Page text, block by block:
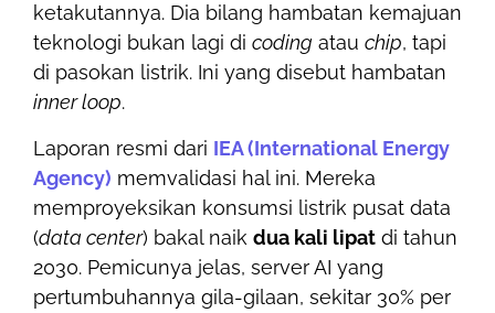
ketakutannya. Dia bilang hambatan kemajuan
teknologi bukan lagi di coding atau chip, tapi
di pasokan listrik. Ini yang disebut hambatan
inner loop.
Laporan resmi dari IEA (International Energy
Agency) memvalidasi hal ini. Mereka
memproyeksikan konsumsi listrik pusat data
(data center) bakal naik dua kali lipat di tahun
2030. Pemicunya jelas, server AI yang
pertumbuhannya gila-gilaan, sekitar 30% per